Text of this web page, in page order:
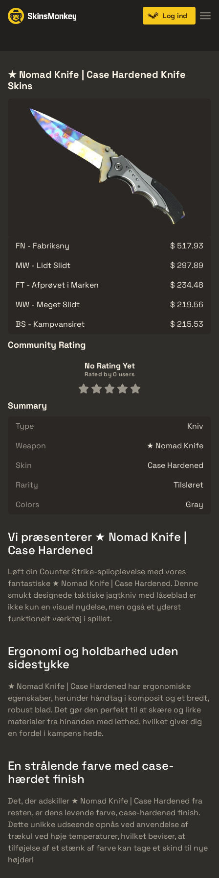
Log ind
★ Nomad Knife | Case Hardened Knife
Skins
FN - Fabriksny
$ 517.93
MW - Lidt Slidt
$ 297.89
FT - Afprøvet i Marken
$ 234.48
WW - Meget Slidt
$ 219.56
BS - Kampvansiret
$ 215.53
Community Rating
No Rating Yet
Rated by 0 users
Summary
Type
Kniv
Weapon
★ Nomad Knife
Skin
Case Hardened
Rarity
Tilsløret
Colors
Gray
Vi præsenterer ★ Nomad Knife |
Case Hardened
Løft din Counter Strike-spiloplevelse med vores
fantastiske ★ Nomad Knife | Case Hardened. Denne
smukt designede taktiske jagtkniv med låseblad er
ikke kun en visuel nydelse, men også et yderst
funktionelt værktøj i spillet.
Ergonomi og holdbarhed uden
sidestykke
★ Nomad Knife | Case Hardened har ergonomiske
egenskaber, herunder håndtag i komposit og et bredt,
robust blad. Det gør den perfekt til at skære og lirke
materialer fra hinanden med lethed, hvilket giver dig
en fordel i kampens hede.
En strålende farve med case-
hærdet finish
Det, der adskiller ★ Nomad Knife | Case Hardened fra
resten, er dens levende farve, case-hardened finish.
Dette unikke udseende opnås ved anvendelse af
trækul ved høje temperaturer, hvilket beviser, at
tilføjelse af et stænk af farve kan tage et skind til nye
højder!